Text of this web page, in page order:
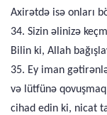
Axirətdə isə onları
34. Sizin əlinizə
Bilin ki, Allah
35. Ey iman
və lütfünə
cihad edin ki, nicat